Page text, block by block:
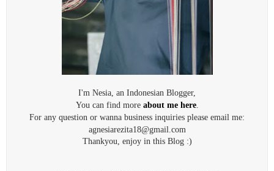
I'm Nesia, an Indonesian Blogger,
You can find more about me here.
For any question or wanna business inquiries please email me:
agnesiarezita18@gmail.com
Thankyou, enjoy in this Blog :)